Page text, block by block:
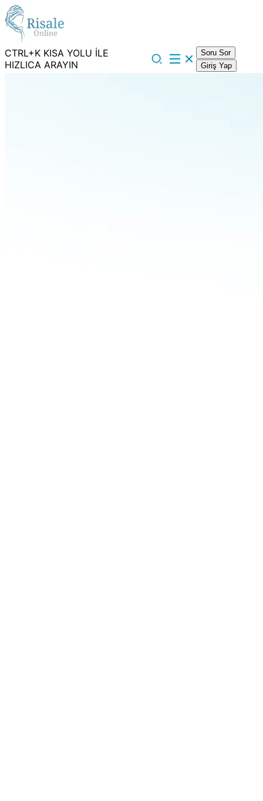
CTRL+K KISA YOLU İLE
HIZLICA ARAYIN
Soru Sor
Giriş Yap